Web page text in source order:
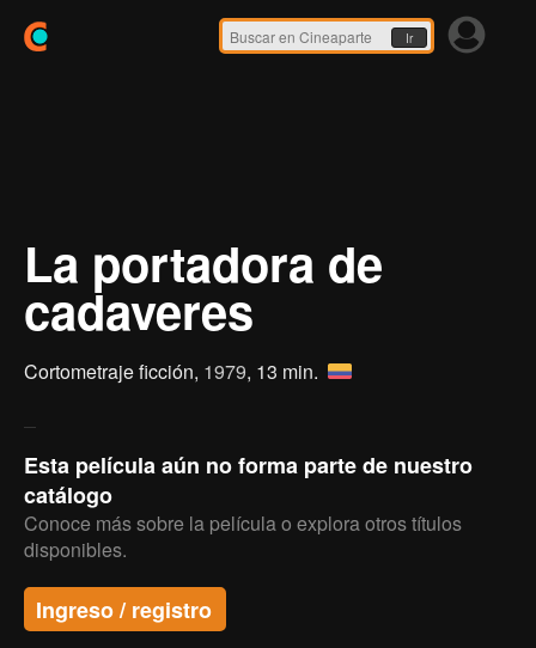
Ir
La portadora de
cadaveres
Cortometraje ficción, 1979, 13 min.
Esta película aún no forma parte de nuestro
catálogo
Conoce más sobre la película o explora otros títulos
disponibles.
Ingreso / registro